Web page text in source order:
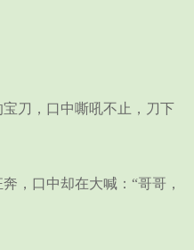
刀，口中嘶吼不止，刀下
，口中却在大喊：“哥哥，